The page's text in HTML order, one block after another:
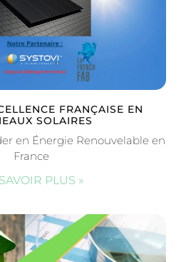
FRANÇAISE EN
SOLAIRES
en Énergie Renouvelable en
France
PLUS »